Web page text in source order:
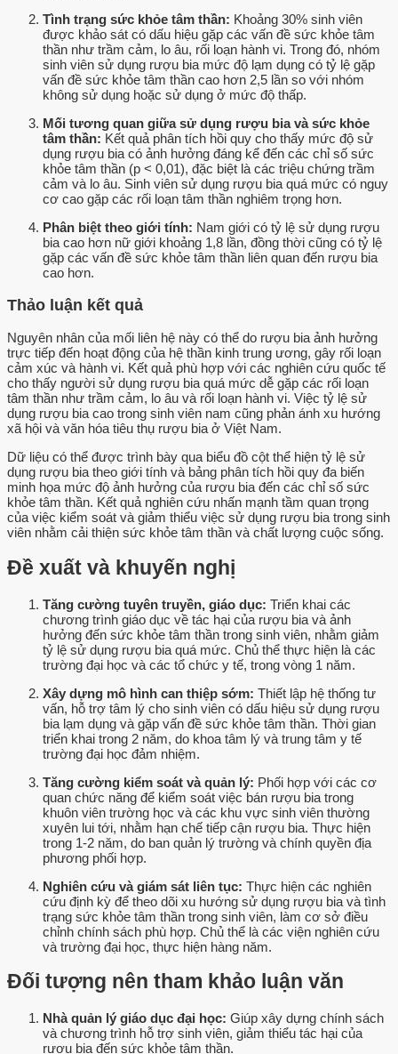
Tình trạng sức khỏe tâm thần: Khoảng 30% sinh viên
được khảo sát có dấu hiệu gặp các vấn đề sức khỏe tâm
thần như trầm cảm, lo âu, rối loạn hành vi. Trong đó, nhóm
sinh viên sử dụng rượu bia mức độ lạm dụng có tỷ lệ gặp
vấn đề sức khỏe tâm thần cao hơn 2,5 lần so với nhóm
không sử dụng hoặc sử dụng ở mức độ thấp.
Mối tương quan giữa sử dụng rượu bia và sức khỏe
tâm thần: Kết quả phân tích hồi quy cho thấy mức độ sử
dụng rượu bia có ảnh hưởng đáng kể đến các chỉ số sức
khỏe tâm thần (p < 0,01), đặc biệt là các triệu chứng trầm
cảm và lo âu. Sinh viên sử dụng rượu bia quá mức có nguy
cơ cao gặp các rối loạn tâm thần nghiêm trọng hơn.
Phân biệt theo giới tính: Nam giới có tỷ lệ sử dụng rượu
bia cao hơn nữ giới khoảng 1,8 lần, đồng thời cũng có tỷ lệ
gặp các vấn đề sức khỏe tâm thần liên quan đến rượu bia
cao hơn.
Thảo luận kết quả
Nguyên nhân của mối liên hệ này có thể do rượu bia ảnh hưởng
trực tiếp đến hoạt động của hệ thần kinh trung ương, gây rối loạn
cảm xúc và hành vi. Kết quả phù hợp với các nghiên cứu quốc tế
cho thấy người sử dụng rượu bia quá mức dễ gặp các rối loạn
tâm thần như trầm cảm, lo âu và rối loạn hành vi. Việc tỷ lệ sử
dụng rượu bia cao trong sinh viên nam cũng phản ánh xu hướng
xã hội và văn hóa tiêu thụ rượu bia ở Việt Nam.
Dữ liệu có thể được trình bày qua biểu đồ cột thể hiện tỷ lệ sử
dụng rượu bia theo giới tính và bảng phân tích hồi quy đa biến
minh họa mức độ ảnh hưởng của rượu bia đến các chỉ số sức
khỏe tâm thần. Kết quả nghiên cứu nhấn mạnh tầm quan trọng
của việc kiểm soát và giảm thiểu việc sử dụng rượu bia trong sinh
viên nhằm cải thiện sức khỏe tâm thần và chất lượng cuộc sống.
Đề xuất và khuyến nghị
Tăng cường tuyên truyền, giáo dục: Triển khai các
chương trình giáo dục về tác hại của rượu bia và ảnh
hưởng đến sức khỏe tâm thần trong sinh viên, nhằm giảm
tỷ lệ sử dụng rượu bia quá mức. Chủ thể thực hiện là các
trường đại học và các tổ chức y tế, trong vòng 1 năm.
Xây dựng mô hình can thiệp sớm: Thiết lập hệ thống tư
vấn, hỗ trợ tâm lý cho sinh viên có dấu hiệu sử dụng rượu
bia lạm dụng và gặp vấn đề sức khỏe tâm thần. Thời gian
triển khai trong 2 năm, do khoa tâm lý và trung tâm y tế
trường đại học đảm nhiệm.
Tăng cường kiểm soát và quản lý: Phối hợp với các cơ
quan chức năng để kiểm soát việc bán rượu bia trong
khuôn viên trường học và các khu vực sinh viên thường
xuyên lui tới, nhằm hạn chế tiếp cận rượu bia. Thực hiện
trong 1-2 năm, do ban quản lý trường và chính quyền địa
phương phối hợp.
Nghiên cứu và giám sát liên tục: Thực hiện các nghiên
cứu định kỳ để theo dõi xu hướng sử dụng rượu bia và tình
trạng sức khỏe tâm thần trong sinh viên, làm cơ sở điều
chỉnh chính sách phù hợp. Chủ thể là các viện nghiên cứu
và trường đại học, thực hiện hàng năm.
Đối tượng nên tham khảo luận văn
Nhà quản lý giáo dục đại học: Giúp xây dựng chính sách
và chương trình hỗ trợ sinh viên, giảm thiểu tác hại của
rượu bia đến sức khỏe tâm thần.